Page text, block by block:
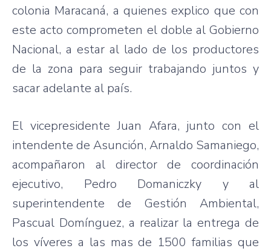
colonia Maracaná, a quienes explico que con
este acto comprometen el doble al Gobierno
Nacional, a estar al lado de los productores
de la zona para seguir trabajando juntos y
sacar adelante al país.
El vicepresidente Juan Afara, junto con el
intendente de Asunción, Arnaldo Samaniego,
acompañaron al director de coordinación
ejecutivo, Pedro Domaniczky y al
superintendente de Gestión Ambiental,
Pascual Domínguez, a realizar la entrega de
los víveres a las mas de 1500 familias que